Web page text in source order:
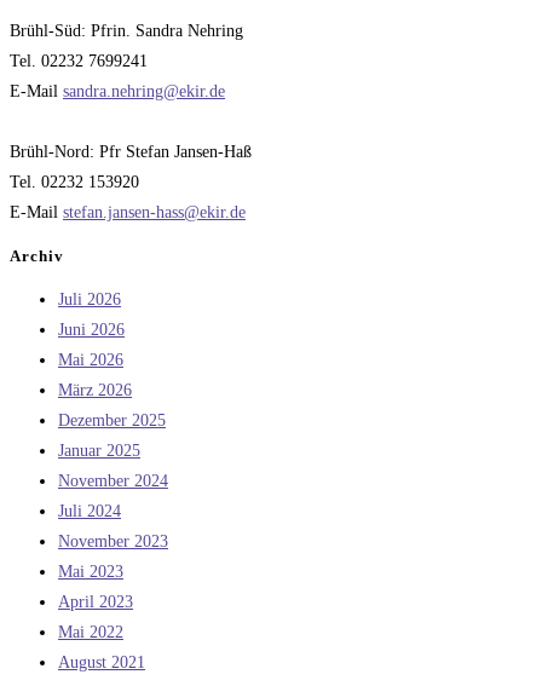
Brühl-Süd: Pfrin. Sandra Nehring
Tel. 02232 7699241
E-Mail sandra.nehring@ekir.de
Brühl-Nord: Pfr Stefan Jansen-Haß
Tel. 02232 153920
E-Mail stefan.jansen-hass@ekir.de
Archiv
Juli 2026
Juni 2026
Mai 2026
März 2026
Dezember 2025
Januar 2025
November 2024
Juli 2024
November 2023
Mai 2023
April 2023
Mai 2022
August 2021